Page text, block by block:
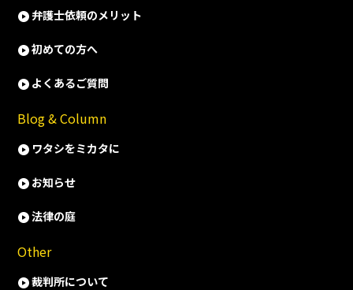
弁護士依頼のメリット
初めての方へ
よくあるご質問
Blog & Column
ワタシをミカタに
お知らせ
法律の庭
Other
裁判所について